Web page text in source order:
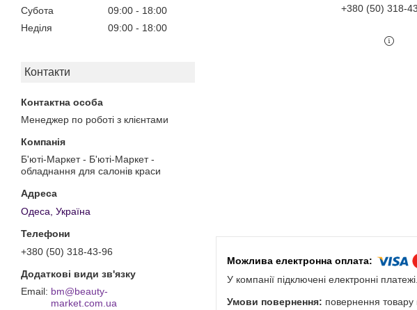
Субота
09:00
18:00
Неділя
09:00 18:00
Контакти
Менеджер по роботі з клієнтами
Б'юті-Маркет - Б'юті-Маркет -
обладнання для салонів краси
Одеса, Україна
+380 (50) 318-43-96
bm@beauty-
market.com.ua
+380 (50) 318-
У компанії підключені електронні
повернення товару